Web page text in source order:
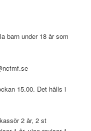
barn under 18 år som
15.00. Det hålls i
2 år, 2 st